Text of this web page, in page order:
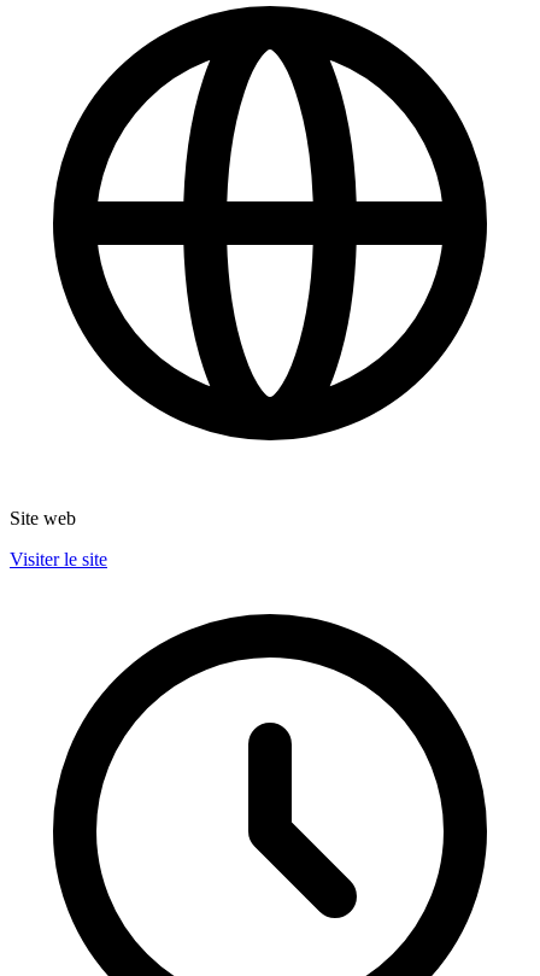
Site web
Visiter le site